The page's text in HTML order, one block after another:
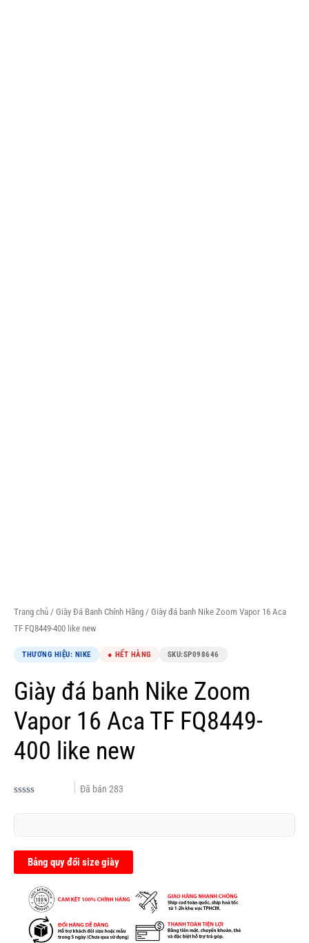
Trang chủ / Giày Đá Banh Chính Hãng / Giày đá banh Nike Zoom Vapor 16 Aca
TF FQ8449-400 like new
THƯƠNG HIỆU: NIKE ● HẾT HÀNG SKU:SP098646
Giày đá banh Nike Zoom
Vapor 16 Aca TF FQ8449-
400 like new
xếp
0.0
sao
Đã bán 283
Bảng quy đổi size giày